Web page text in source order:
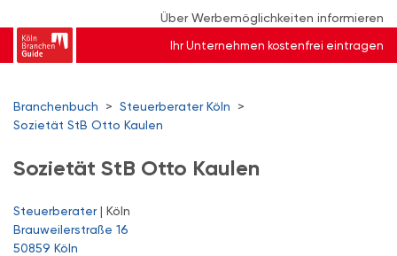
Über Werbemöglichkeiten informieren
Ihr Unternehmen kostenfrei eintragen
Branchenbuch > Steuerberater Köln
>
Sozietät StB Otto Kaulen
Sozietät StB Otto Kaulen
Steuerberater| Köln
Brauweilerstraße 16
50859 Köln